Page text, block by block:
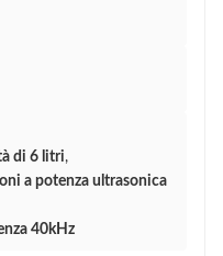
di 6 litri,
a potenza ultrasonica
40kHz